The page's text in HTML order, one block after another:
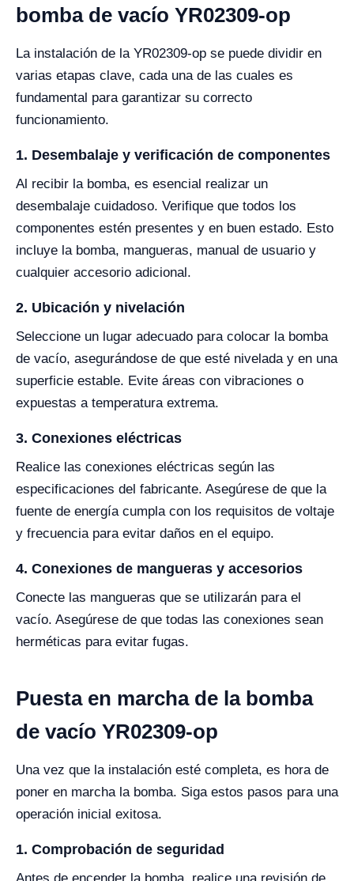
bomba de vacío YR02309-op
La instalación de la YR02309-op se puede dividir en
varias etapas clave, cada una de las cuales es
fundamental para garantizar su correcto
funcionamiento.
1. Desembalaje y verificación de componentes
Al recibir la bomba, es esencial realizar un
desembalaje cuidadoso. Verifique que todos los
componentes estén presentes y en buen estado. Esto
incluye la bomba, mangueras, manual de usuario y
cualquier accesorio adicional.
2. Ubicación y nivelación
Seleccione un lugar adecuado para colocar la bomba
de vacío, asegurándose de que esté nivelada y en una
superficie estable. Evite áreas con vibraciones o
expuestas a temperatura extrema.
3. Conexiones eléctricas
Realice las conexiones eléctricas según las
especificaciones del fabricante. Asegúrese de que la
fuente de energía cumpla con los requisitos de voltaje
y frecuencia para evitar daños en el equipo.
4. Conexiones de mangueras y accesorios
Conecte las mangueras que se utilizarán para el
vacío. Asegúrese de que todas las conexiones sean
herméticas para evitar fugas.
Puesta en marcha de la bomba
de vacío YR02309-op
Una vez que la instalación esté completa, es hora de
poner en marcha la bomba. Siga estos pasos para una
operación inicial exitosa.
1. Comprobación de seguridad